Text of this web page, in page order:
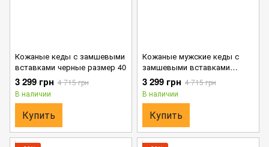
Кожаные кеды с замшевыми
вставками черные размер 40
3 299 грн 4 715 грн
В наличии
Купить
Кожаные мужские кеды с
замшевыми вставками
темно-коричневые размер 40
3 299 грн 4 715 грн
В наличии
Купить